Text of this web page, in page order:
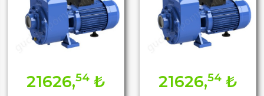
21626,54 ₺ 21626,54₺